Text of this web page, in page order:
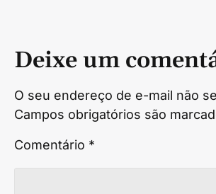
Deixe um
O seu endereço de e-mail não
Campos obrigatórios são
Comentário *